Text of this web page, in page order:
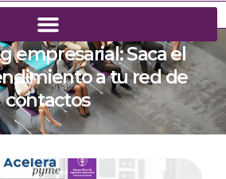
empresarial: Saca el
a tu red de
contactos